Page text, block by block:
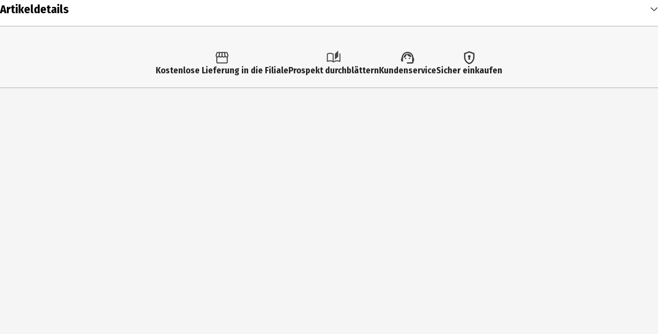
Artikeldetails
Taschentücher
Taschentücher, Zum sanften Putzen der Nase.
Kostenlose Lieferung in die FilialeProspekt durchblätternKundenserviceSicher einkaufen